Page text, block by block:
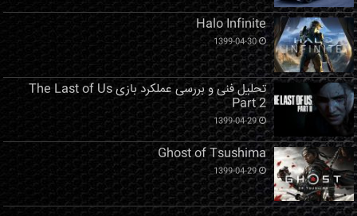
Halo Infinite
1399-04-30
تحلیل فنی و بررسی عملکرد بازی The Last of Us
Part 2
1399-04-29
Ghost of Tsushima
1399-04-29